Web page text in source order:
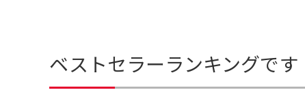
ベストセラーランキングです